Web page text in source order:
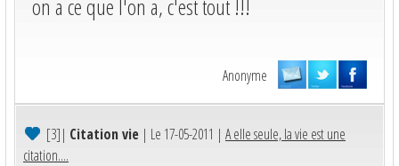
on a ce que l'on a, c'est tout !!!
Anonyme
[3]| Citation vie | Le 17-05-2011 | A elle seule, la vie est une
citation....